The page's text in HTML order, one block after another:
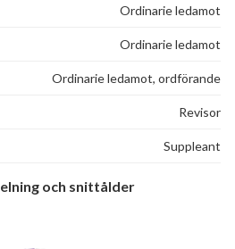
Ordinarie ledamot
Ordinarie ledamot
Ordinarie ledamot, ordförande
Revisor
Suppleant
och snittålder